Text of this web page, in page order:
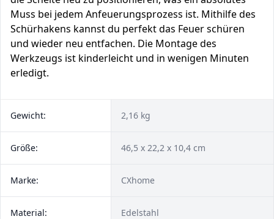
Muss bei jedem Anfeuerungsprozess ist. Mithilfe des
Schürhakens kannst du perfekt das Feuer schüren
und wieder neu entfachen. Die Montage des
Werkzeugs ist kinderleicht und in wenigen Minuten
erledigt.
Gewicht: 2,16 kg
Größe: ‎46,5 x 22,2 x 10,4 cm
Marke: CXhome
Material: Edelstahl